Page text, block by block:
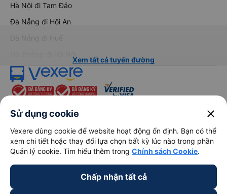
Hà Nội đi Tam Đảo
Đà Nẵng đi Hội An
Đà Nẵng đi Huế
Xem tất cả tuyến đường
keyboard_arrow_down
Về chúng tôi
Sử dụng cookie close
Vexere dùng cookie để website hoạt động ổn định. Bạn có thể
xem chi tiết hoặc thay đổi lựa chọn bất kỳ lúc nào trong phần
Quản lý cookie. Tìm hiểu thêm trong Chính sách Cookie.
Chấp nhận tất cả